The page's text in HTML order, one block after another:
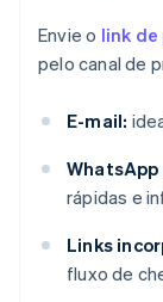
Envie o link
pelo canal de
E-mail:
WhatsApp
rápidas e
Links
fluxo de